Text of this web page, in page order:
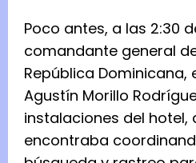
Poco antes, a las 2:30
comandante general
República Dominicana,
Agustín Morillo
instalaciones del hotel,
encontraba